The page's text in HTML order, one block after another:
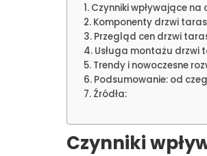
Czynniki wpływające
Komponenty drzwi
Przegląd cen drzwi
Usługa montażu drzwi
Trendy i nowoczesne
Podsumowanie: od
Źródła:
Czynniki